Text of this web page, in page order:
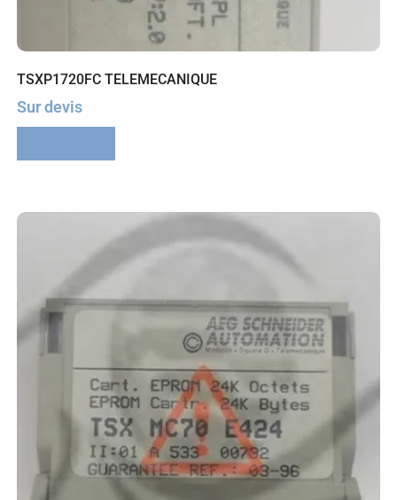
TSXP1720FC TELEMECANIQUE
Sur devis